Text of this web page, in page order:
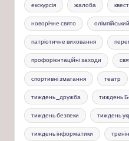
екскурсія жалоба квест
новорічне свято
патріотичне виховання
профорієнтаційні заходи
спортивні змагання театр
тиждень_дружба тиждень
тиждень безпеки тиждень
тиждень інформатики